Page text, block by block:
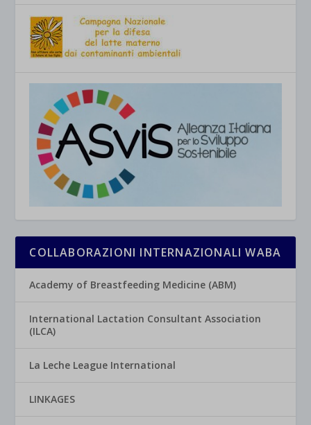
COLLABORAZIONI INTERNAZIONALI WABA
Academy of Breastfeeding Medicine (ABM)
International Lactation Consultant Association
(ILCA)
La Leche League International
LINKAGES